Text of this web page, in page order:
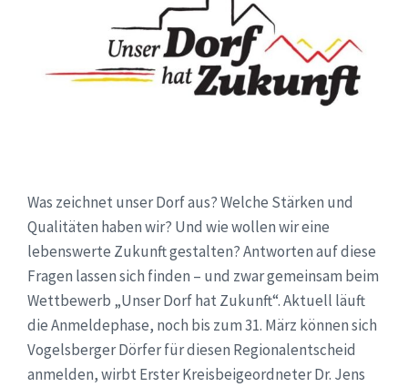
Was zeichnet unser Dorf aus? Welche Stärken und
Qualitäten haben wir? Und wie wollen wir eine
lebenswerte Zukunft gestalten? Antworten auf diese
Fragen lassen sich finden – und zwar gemeinsam beim
Wettbewerb „Unser Dorf hat Zukunft“. Aktuell läuft
die Anmeldephase, noch bis zum 31. März können sich
Vogelsberger Dörfer für diesen Regionalentscheid
anmelden, wirbt Erster Kreisbeigeordneter Dr. Jens